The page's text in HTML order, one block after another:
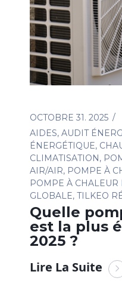
OCTOBRE 31. 2025
AIDES, AUDIT
ÉNERGÉTIQUE,
CLIMATISATION,
AIR/AIR, POMPE À
POMPE À CHALEUR
GLOBALE, TILKEO
Quelle
est la plus
2025 ?
Lire La Suite